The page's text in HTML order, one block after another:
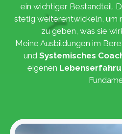
ein wichtiger Bestandteil.
stetig weiterentwickeln, um
zu geben, was sie
Meine Ausbildungen im
undSystemisches
eigenen